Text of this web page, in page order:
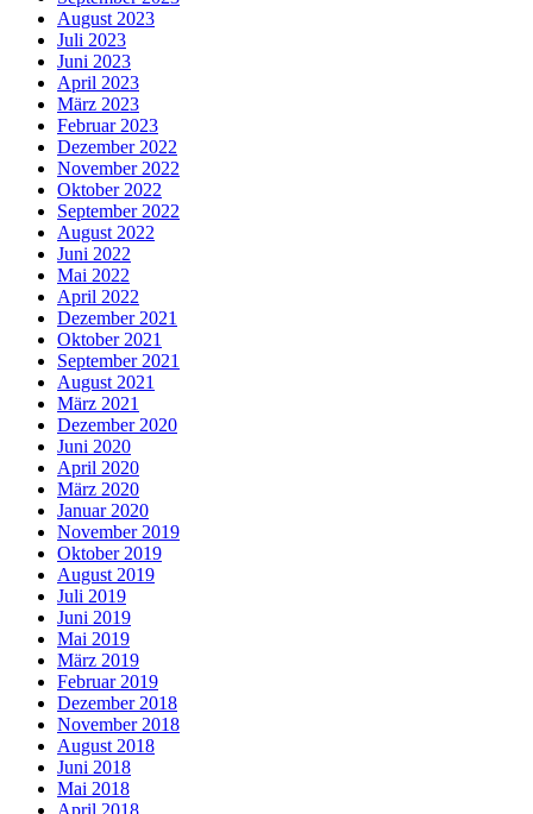
August 2023
Juli 2023
Juni 2023
April 2023
März 2023
Februar 2023
Dezember 2022
November 2022
Oktober 2022
September 2022
August 2022
Juni 2022
Mai 2022
April 2022
Dezember 2021
Oktober 2021
September 2021
August 2021
März 2021
Dezember 2020
Juni 2020
April 2020
März 2020
Januar 2020
November 2019
Oktober 2019
August 2019
Juli 2019
Juni 2019
Mai 2019
März 2019
Februar 2019
Dezember 2018
November 2018
August 2018
Juni 2018
Mai 2018
April 2018